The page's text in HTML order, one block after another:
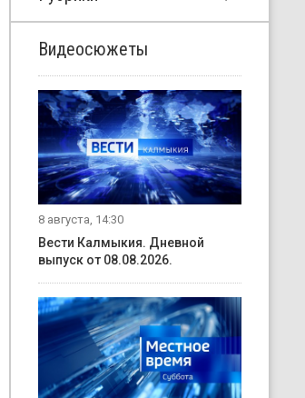
Видеосюжеты
8 августа, 14:30
Вести Калмыкия. Дневной
выпуск от 08.08.2026.